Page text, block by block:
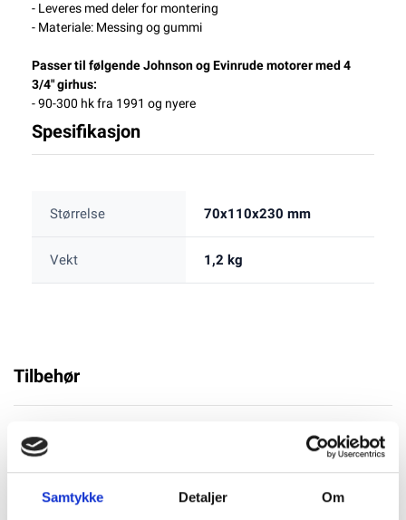
Samtykke Detaljer Om
- Leveres med deler for montering
- Materiale: Messing og gummi
Passer til følgende Johnson og Evinrude motorer med 4
3/4" girhus:
- 90-300 hk fra 1991 og nyere
Spesifikasjon
Størrelse 70x110x230 mm
Vekt 1,2 kg
Tilbehør